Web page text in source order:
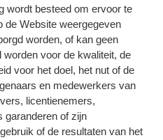
wordt besteed om ervoor te
de Website weergegeven
worden, of kan geen
voor de kwaliteit, de
voor het doel, het nut of de
en medewerkers van
licentienemers,
garanderen of zijn
of de resultaten van het